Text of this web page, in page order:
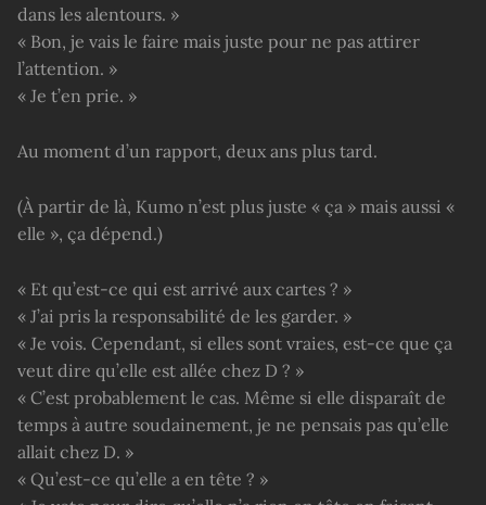
dans les alentours. »
« Bon, je vais le faire mais juste pour ne pas attirer
l’attention. »
« Je t’en prie. »
Au moment d’un rapport, deux ans plus tard.
(À partir de là, Kumo n’est plus juste « ça » mais aussi «
elle », ça dépend.)
« Et qu’est-ce qui est arrivé aux cartes ? »
« J’ai pris la responsabilité de les garder. »
« Je vois. Cependant, si elles sont vraies, est-ce que ça
veut dire qu’elle est allée chez D ? »
« C’est probablement le cas. Même si elle disparaît de
temps à autre soudainement, je ne pensais pas qu’elle
allait chez D. »
« Qu’est-ce qu’elle a en tête ? »